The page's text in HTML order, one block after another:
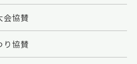
会協賛
り協賛